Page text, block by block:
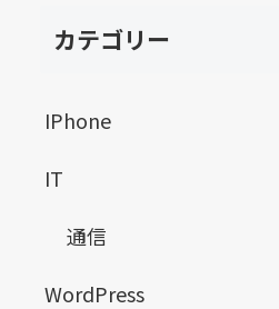
カテゴリー
IPhone
IT
通信
WordPress